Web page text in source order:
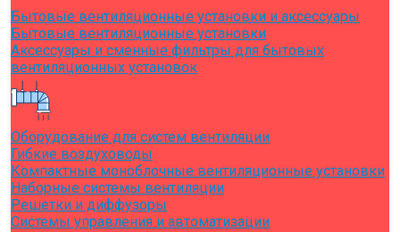
Бытовые вентиляционные установки и аксессуары
Бытовые вентиляционные установки
Аксессуары и сменные фильтры для бытовых
вентиляционных установок
Оборудование для систем вентиляции
Гибкие воздуховоды
Компактные моноблочные вентиляционные установки
Наборные системы вентиляции
Решетки и диффузоры
Системы управления и автоматизации